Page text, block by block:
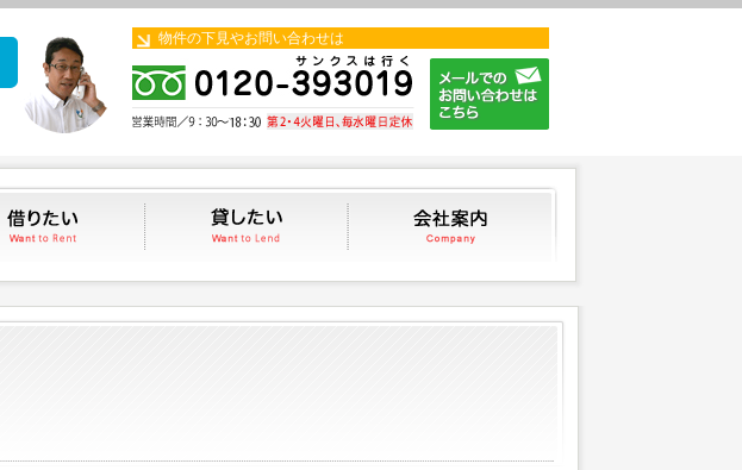
物件の下見やお問い合わせは
借りたい 貸したい